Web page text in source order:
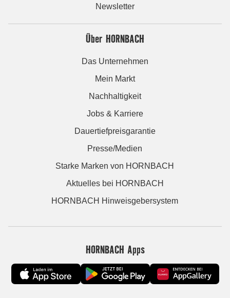
Newsletter
Über HORNBACH
Das Unternehmen
Mein Markt
Nachhaltigkeit
Jobs & Karriere
Dauertiefpreisgarantie
Presse/Medien
Starke Marken von HORNBACH
Aktuelles bei HORNBACH
HORNBACH Hinweisgebersystem
HORNBACH Apps